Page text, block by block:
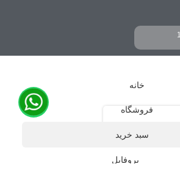
خانه
فروشگاه
سبد خرید
پروفایل